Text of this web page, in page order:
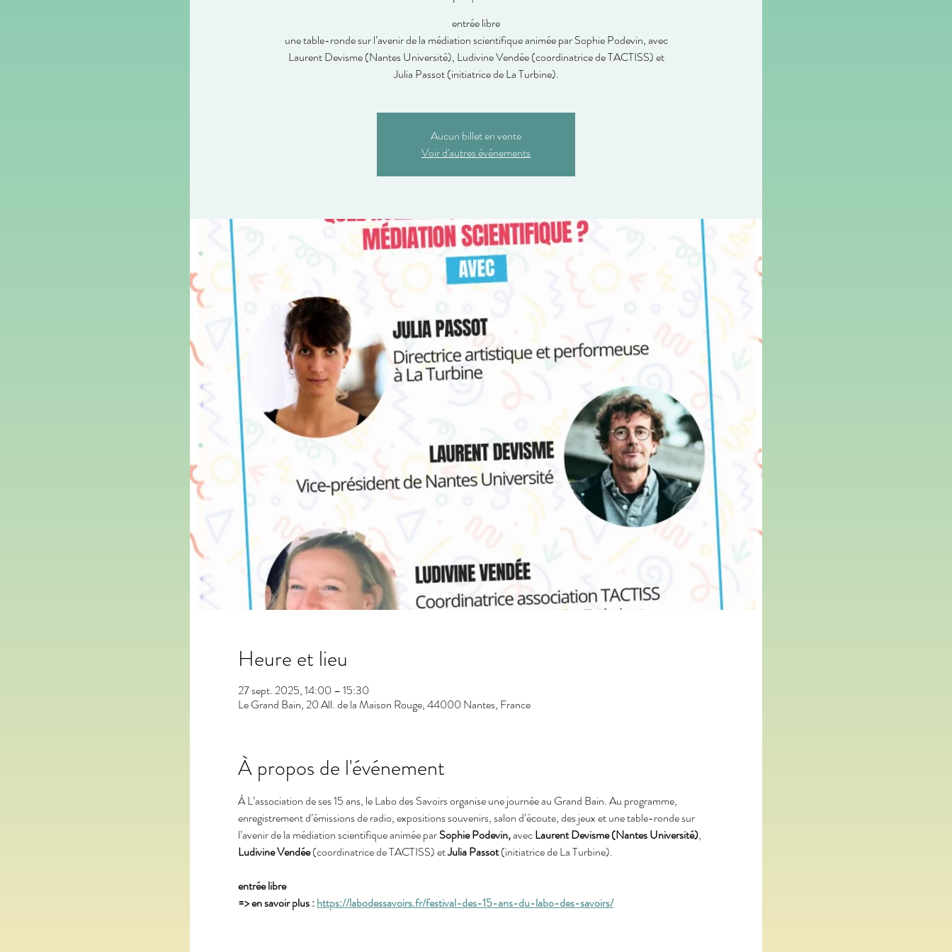
entrée libre
une table-ronde sur l’avenir de la médiation scientifique animée par Sophie Podevin, avec
Laurent Devisme (Nantes Université), Ludivine Vendée (coordinatrice de TACTISS) et
Julia Passot (initiatrice de La Turbine).
Aucun billet en vente
Voir d'autres événements
Heure et lieu
27 sept. 2025, 14:00 – 15:30
Le Grand Bain, 20 All. de la Maison Rouge, 44000 Nantes, France
À propos de l'événement
À L’association de ses 15 ans, le Labo des Savoirs organise une journée au Grand Bain. Au programme,
enregistrement d’émissions de radio, expositions souvenirs, salon d’écoute, des jeux et une table-ronde sur
l’avenir de la médiation scientifique animée par Sophie Podevin, avec Laurent Devisme (Nantes Université),
Ludivine Vendée (coordinatrice de TACTISS) et Julia Passot (initiatrice de La Turbine).
entrée libre
=> en savoir plus : https://labodessavoirs.fr/festival-des-15-ans-du-labo-des-savoirs/